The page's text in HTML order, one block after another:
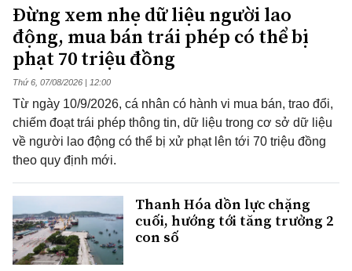
Đừng xem nhẹ dữ liệu người lao
động, mua bán trái phép có thể bị
phạt 70 triệu đồng
Thứ 6, 07/08/2026 | 12:00
Từ ngày 10/9/2026, cá nhân có hành vi mua bán, trao đổi,
chiếm đoạt trái phép thông tin, dữ liệu trong cơ sở dữ liệu
về người lao động có thể bị xử phạt lên tới 70 triệu đồng
theo quy định mới.
Thanh Hóa dồn lực chặng
cuối, hướng tới tăng trưởng 2
con số